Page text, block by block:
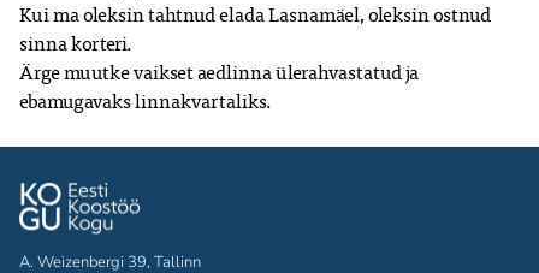
Kui ma oleksin tahtnud elada Lasnamäel, oleksin ostnud
sinna korteri.
Ärge muutke vaikset aedlinna ülerahvastatud ja
ebamugavaks linnakvartaliks.
A. Weizenbergi 39, Tallinn